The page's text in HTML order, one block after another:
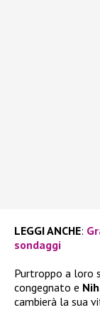
LEGGI ANCHE:
sondaggi
Purtroppo a loro
congegnato e
cambierà la sua